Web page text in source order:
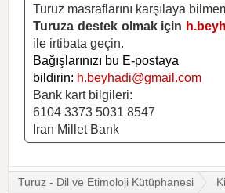
Turuz masraflarını karşılaya
Turuza destek olmak için
ile irtibata geçin.
Bağışlarınızı bu E-postaya
bildirin: h.beyhadi@gmail.com
Bank kart bilgileri:
6104 3373 5031 8547
Iran Millet Bank
Turuz - Dil ve Etimoloji Kütüphanesi